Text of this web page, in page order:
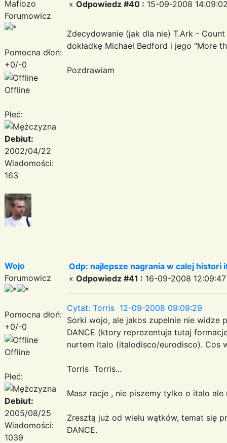
Mafiozo
Forumowicz
Pomocna dłoń:
+0/-0
Offline
Płeć:
Debiut:
2002/04/22
Wiadomości:
163
« Odpowiedz #40 : 15-09-2008
Zdecydowanie (jak dla nie) T.Ark -
dokładkę Michael Bedford i jego "More
Pozdrawiam
Wojo
Forumowicz
Pomocna dłoń:
+0/-0
Offline
Płeć:
Debiut:
2005/08/25
Wiadomości:
1039
Odp: najlepsze nagrania w calej histori
« Odpowiedz #41 : 16-09-2008
Cytat: Torris 12-09-2008 09:09:29
Sorki wojo, ale jakos zupelnie nie widze
DANCE (ktory reprezentuja tutaj
nurtem Italo (italodisco/eurodisco). Cos
Torris Torris...
Masz racje , nie piszemy tylko o italo
Zresztą już od wielu wątków, temat się
DANCE.